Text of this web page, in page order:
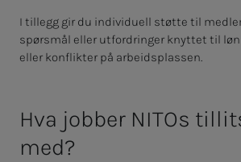
I tillegg gir du individuell støtte til
spørsmål eller utfordringer knyttet til
eller konflikter på arbeidsplassen.
Hva job­­­ber NITOs
med?